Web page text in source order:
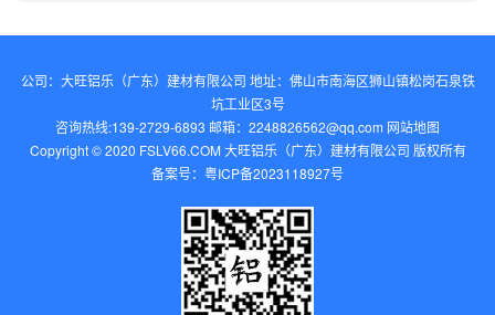
公司：大旺铝乐（广东）建材有限公司 地址：佛山市南海区狮山镇松岗石泉铁
坑工业区3号
咨询热线:139-2729-6893 邮箱：2248826562@qq.com‬ 网站地图
Copyright © 2020 FSLV66.COM 大旺铝乐（广东）建材有限公司 版权所有
备案号： 粤ICP备2023118927号